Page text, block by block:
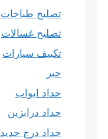
تصليح طباخات
تصليح غسالات
تكييف سيارات
حبر
حداد ابواب
حداد درابزين
حداد درج حديد